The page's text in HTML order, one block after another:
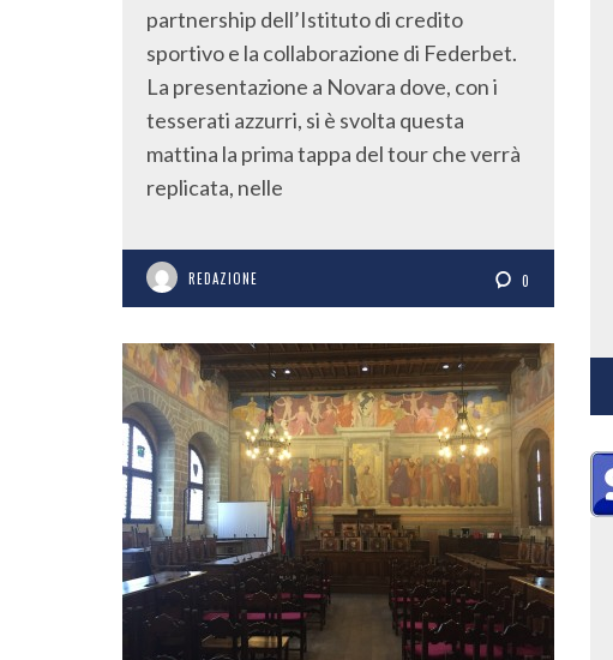
partnership dell’Istituto di credito
sportivo e la collaborazione di Federbet.
La presentazione a Novara dove, con i
tesserati azzurri, si è svolta questa
mattina la prima tappa del tour che verrà
replicata, nelle
REDAZIONE 0